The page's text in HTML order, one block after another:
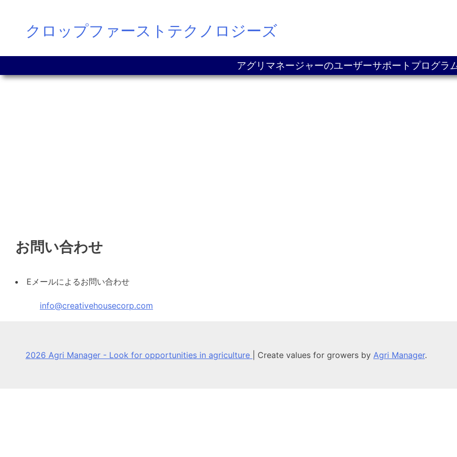
content
クロップファーストテクノロジーズ
アグリマネージャーのユーザーサポートプログラ
お問い合わせ
Eメールによるお問い合わせ
info@creativehousecorp.com
2026 Agri Manager - Look for opportunities in agriculture Create values for growers by Agri Manager.